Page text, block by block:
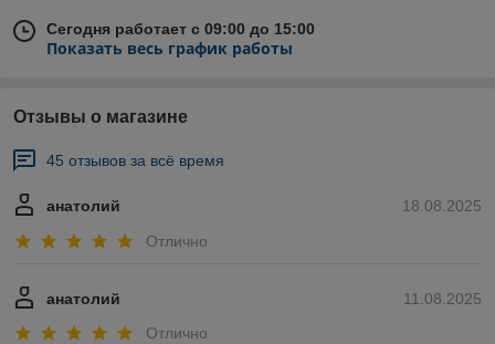
Сегодня работает с 09:00 до 15:00
Показать весь график работы
Отзывы о магазине
45 отзывов за всё время
18.08.2025
анатолий
Отлично
11.08.2025
анатолий
Отлично